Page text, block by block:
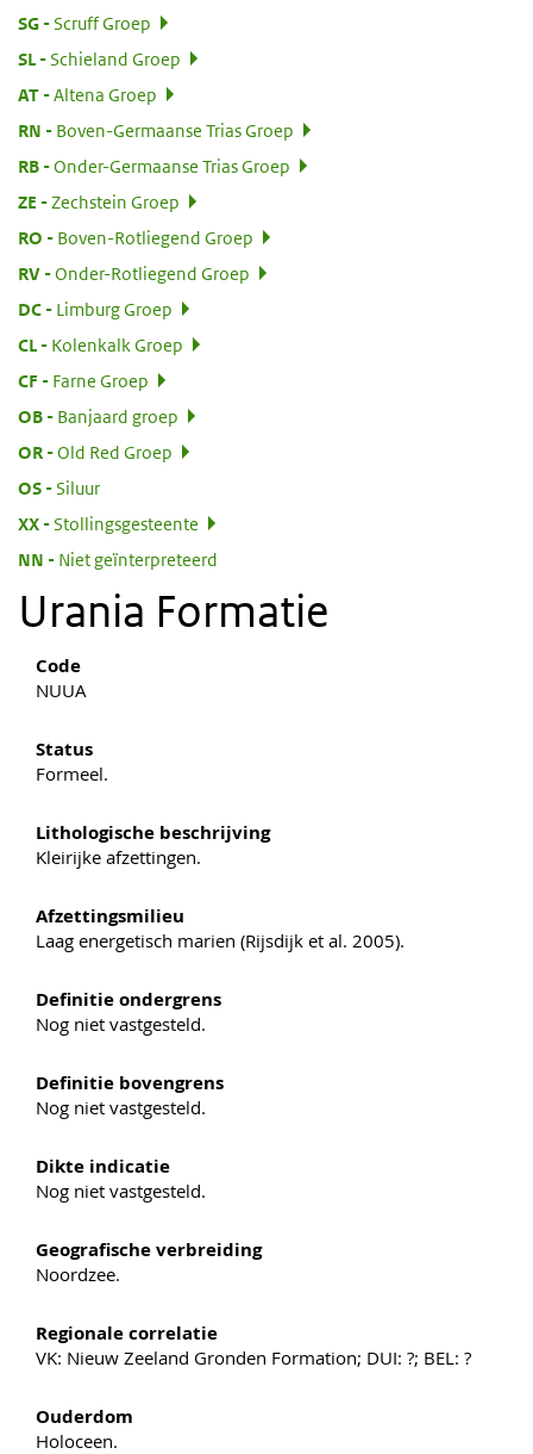
SG:
Scruff Groep
SL
Schieland Groep
AT:
Altena Groep
RN
Boven-Germaanse Trias Groep
RB:
Onder-Germaanse Trias Groep
ZE
Zechstein Groep
RO
Boven-Rotliegend Groep
RV:
Onder-Rotliegend Groep
DC:
Limburg Groep
CL
Kolenkalk Groep
CF
Farne Groep
OB:
Banjaard groep
OR:
Old Red Groep
OS:
Siluur
XX:
Stollingsgesteente
NN
Niet geïnterpreteerd
Urania Formatie
Code
NUUA
Status
Formeel.
Lithologische beschrijving
Kleirijke afzettingen.
Afzettingsmilieu
Laag energetisch marien (Rijsdijk et al. 2005).
Definitie ondergrens
Nog niet vastgesteld.
Definitie bovengrens
Nog niet vastgesteld.
Dikte indicatie
Nog niet vastgesteld.
Geografische verbreiding
Noordzee.
Regionale correlatie
VK: Nieuw Zeeland Gronden Formation; DUI: ?; BEL: ?
Ouderdom
Holoceen.